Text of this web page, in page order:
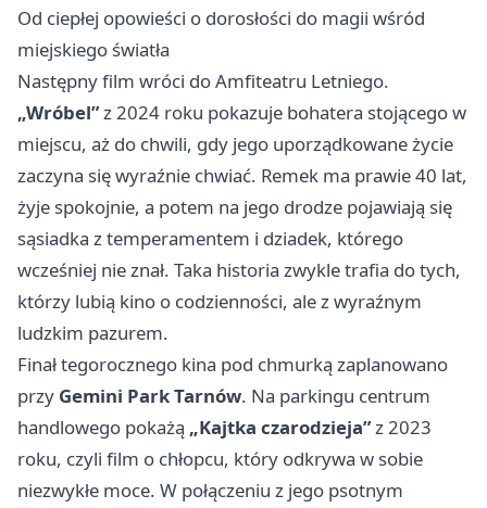
Od ciepłej opowieści o dorosłości do magii wśród
miejskiego światła
Następny film wróci do Amfiteatru Letniego.
„Wróbel”z 2024 roku pokazuje bohatera stojącego w
miejscu, aż do chwili, gdy jego uporządkowane życie
zaczyna się wyraźnie chwiać. Remek ma prawie 40 lat,
żyje spokojnie, a potem na jego drodze pojawiają się
sąsiadka z temperamentem i dziadek, którego
wcześniej nie znał. Taka historia zwykle trafia do tych,
którzy lubią kino o codzienności, ale z wyraźnym
ludzkim pazurem.
Finał tegorocznego kina pod chmurką zaplanowano
przy Gemini Park Tarnów. Na parkingu centrum
handlowego pokażą „Kajtka czarodzieja”z 2023
roku, czyli film o chłopcu, który odkrywa w sobie
niezwykłe moce. W połączeniu z jego psotnym